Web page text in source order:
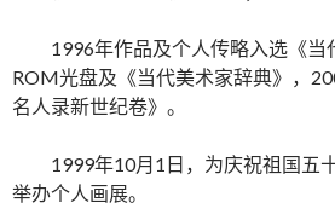
1996年作品及个人传略入选《当
ROM光盘及《当代美术家辞典》，
名人录新世纪卷》。
1999年10月1日，为庆祝祖国五
举办个人画展。